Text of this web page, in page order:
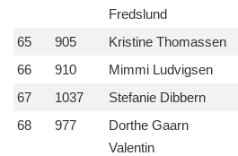
Fredslund
65 905 Kristine Thomassen
66
910 Mimmi Ludvigsen
67
1037 Stefanie Dibbern
68
977
Dorthe Gaarn
Valentin